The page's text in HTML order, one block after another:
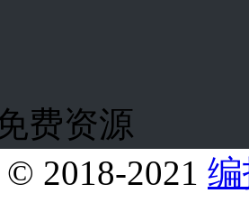
费资源
2018-2021